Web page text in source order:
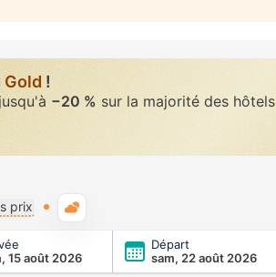
Gold !
−20 % sur la majorité des hôtels
prix
15 août 2026
Départ
sam, 22 août 2026